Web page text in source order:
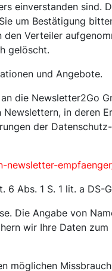
einverstanden sind.
um Bestätigung
Verteiler
gelöscht.
und Angebote.
die Newsletter2Go
in deren
der
newsletter-
Abs. 1 S. 1 lit. a DS-
Die Angabe von
wir Ihre Daten
möglichen